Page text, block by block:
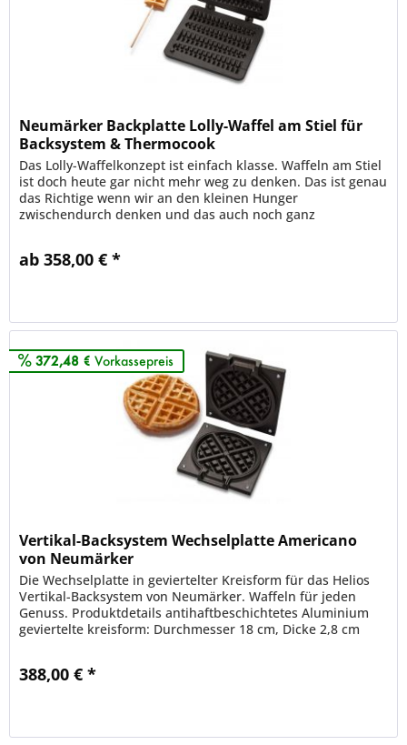
Neumärker Backplatte Lolly-Waffel am Stiel für
Backsystem & Thermocook
Das Lolly-Waffelkonzept ist einfach klasse. Waffeln am Stiel
ist doch heute gar nicht mehr weg zu denken. Das ist genau
das Richtige wenn wir an den kleinen Hunger
zwischendurch denken und das auch noch ganz
ab 358,00 € *
372,48 € Vorkassepreis
Vertikal-Backsystem Wechselplatte Americano
von Neumärker
Die Wechselplatte in geviertelter Kreisform für das Helios
Vertikal-Backsystem von Neumärker. Waffeln für jeden
Genuss. Produktdetails antihaftbeschichtetes Aluminium
geviertelte kreisform: Durchmesser 18 cm, Dicke 2,8 cm
388,00 € *